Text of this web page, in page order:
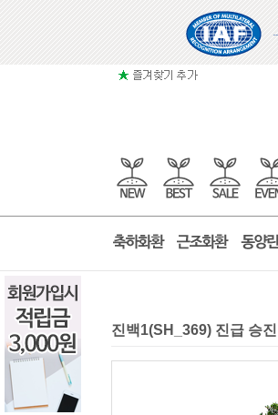
진백1(SH_369) 진급 승